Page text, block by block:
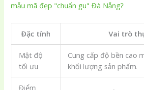
mẫu mã đẹp "chuẩn gu" Đà Nẵng?
Đặc tính Vai trò
Mật độ
tối ưu
Cung cấp độ bền cao
khối lượng sản phẩm.
Điểm